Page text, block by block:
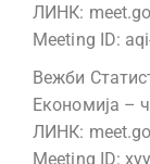
ЛИНК:
Meeting ID:
Вежби
Економија –
ЛИНК:
Meeting ID: